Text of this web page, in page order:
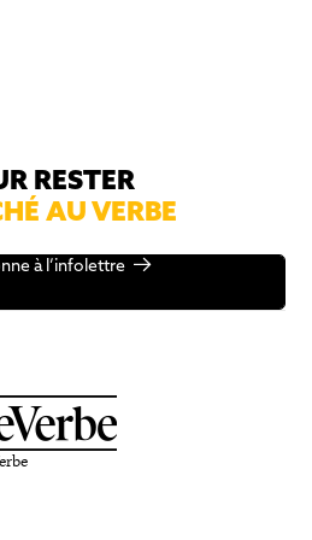
RESTER
AU VERBE
à l’infolettre